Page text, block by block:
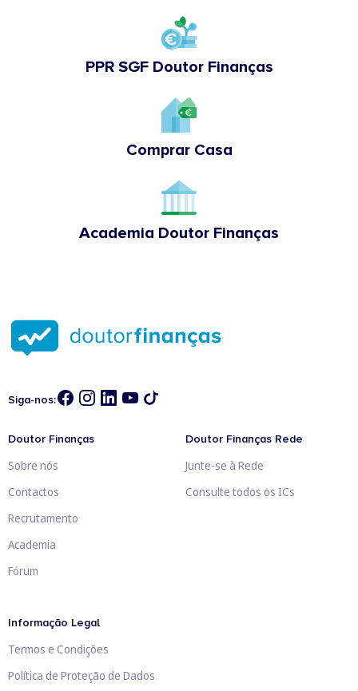
PPR SGF Doutor Finanças
Comprar Casa
Academia Doutor Finanças
Siga-nos:
Doutor Finanças
Sobre nós
Contactos
Recrutamento
Academia
Fórum
Doutor Finanças Rede
Junte-se à Rede
Consulte todos os ICs
Informação Legal
Termos e Condições
Política de Proteção de Dados